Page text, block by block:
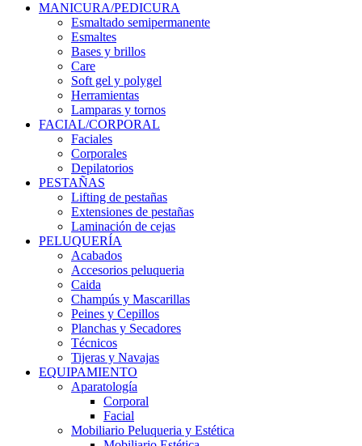
MANICURA/PEDICURA
Esmaltado semipermanente
Esmaltes
Bases y brillos
Care
Soft gel y polygel
Herramientas
Lamparas y tornos
FACIAL/CORPORAL
Faciales
Corporales
Depilatorios
PESTAÑAS
Lifting de pestañas
Extensiones de pestañas
Laminación de cejas
PELUQUERÍA
Acabados
Accesorios peluqueria
Caida
Champús y Mascarillas
Peines y Cepillos
Planchas y Secadores
Técnicos
Tijeras y Navajas
EQUIPAMIENTO
Aparatología
Corporal
Facial
Mobiliario Peluqueria y Estética